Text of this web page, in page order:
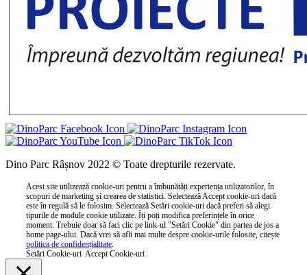
Dino Parc Râșnov 2022 © Toate drepturile rezervate.
Acest site utilizează cookie-uri pentru a îmbunătăți experiența utilizatorilor, în
scopuri de marketing și crearea de statistici. Selectează Accept cookie-uri dacă
este în regulă să le folosim. Selectează Setări cookie-uri dacă preferi să alegi
tipurile de module cookie utilizate. Îți poți modifica preferințele în orice
moment. Trebuie doar să faci clic pe link-ul "Setări Cookie" din partea de jos a
home page-ului. Dacă vrei să afli mai multe despre cookie-urile folosite, citește
politica de confidențialitate
Setări Cookie-uri Accept Cookie-uri